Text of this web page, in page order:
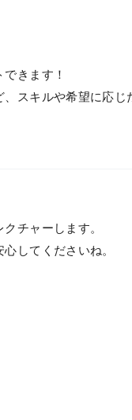
きます！
、スキルや希望に応じ
チャーします。
してくださいね。